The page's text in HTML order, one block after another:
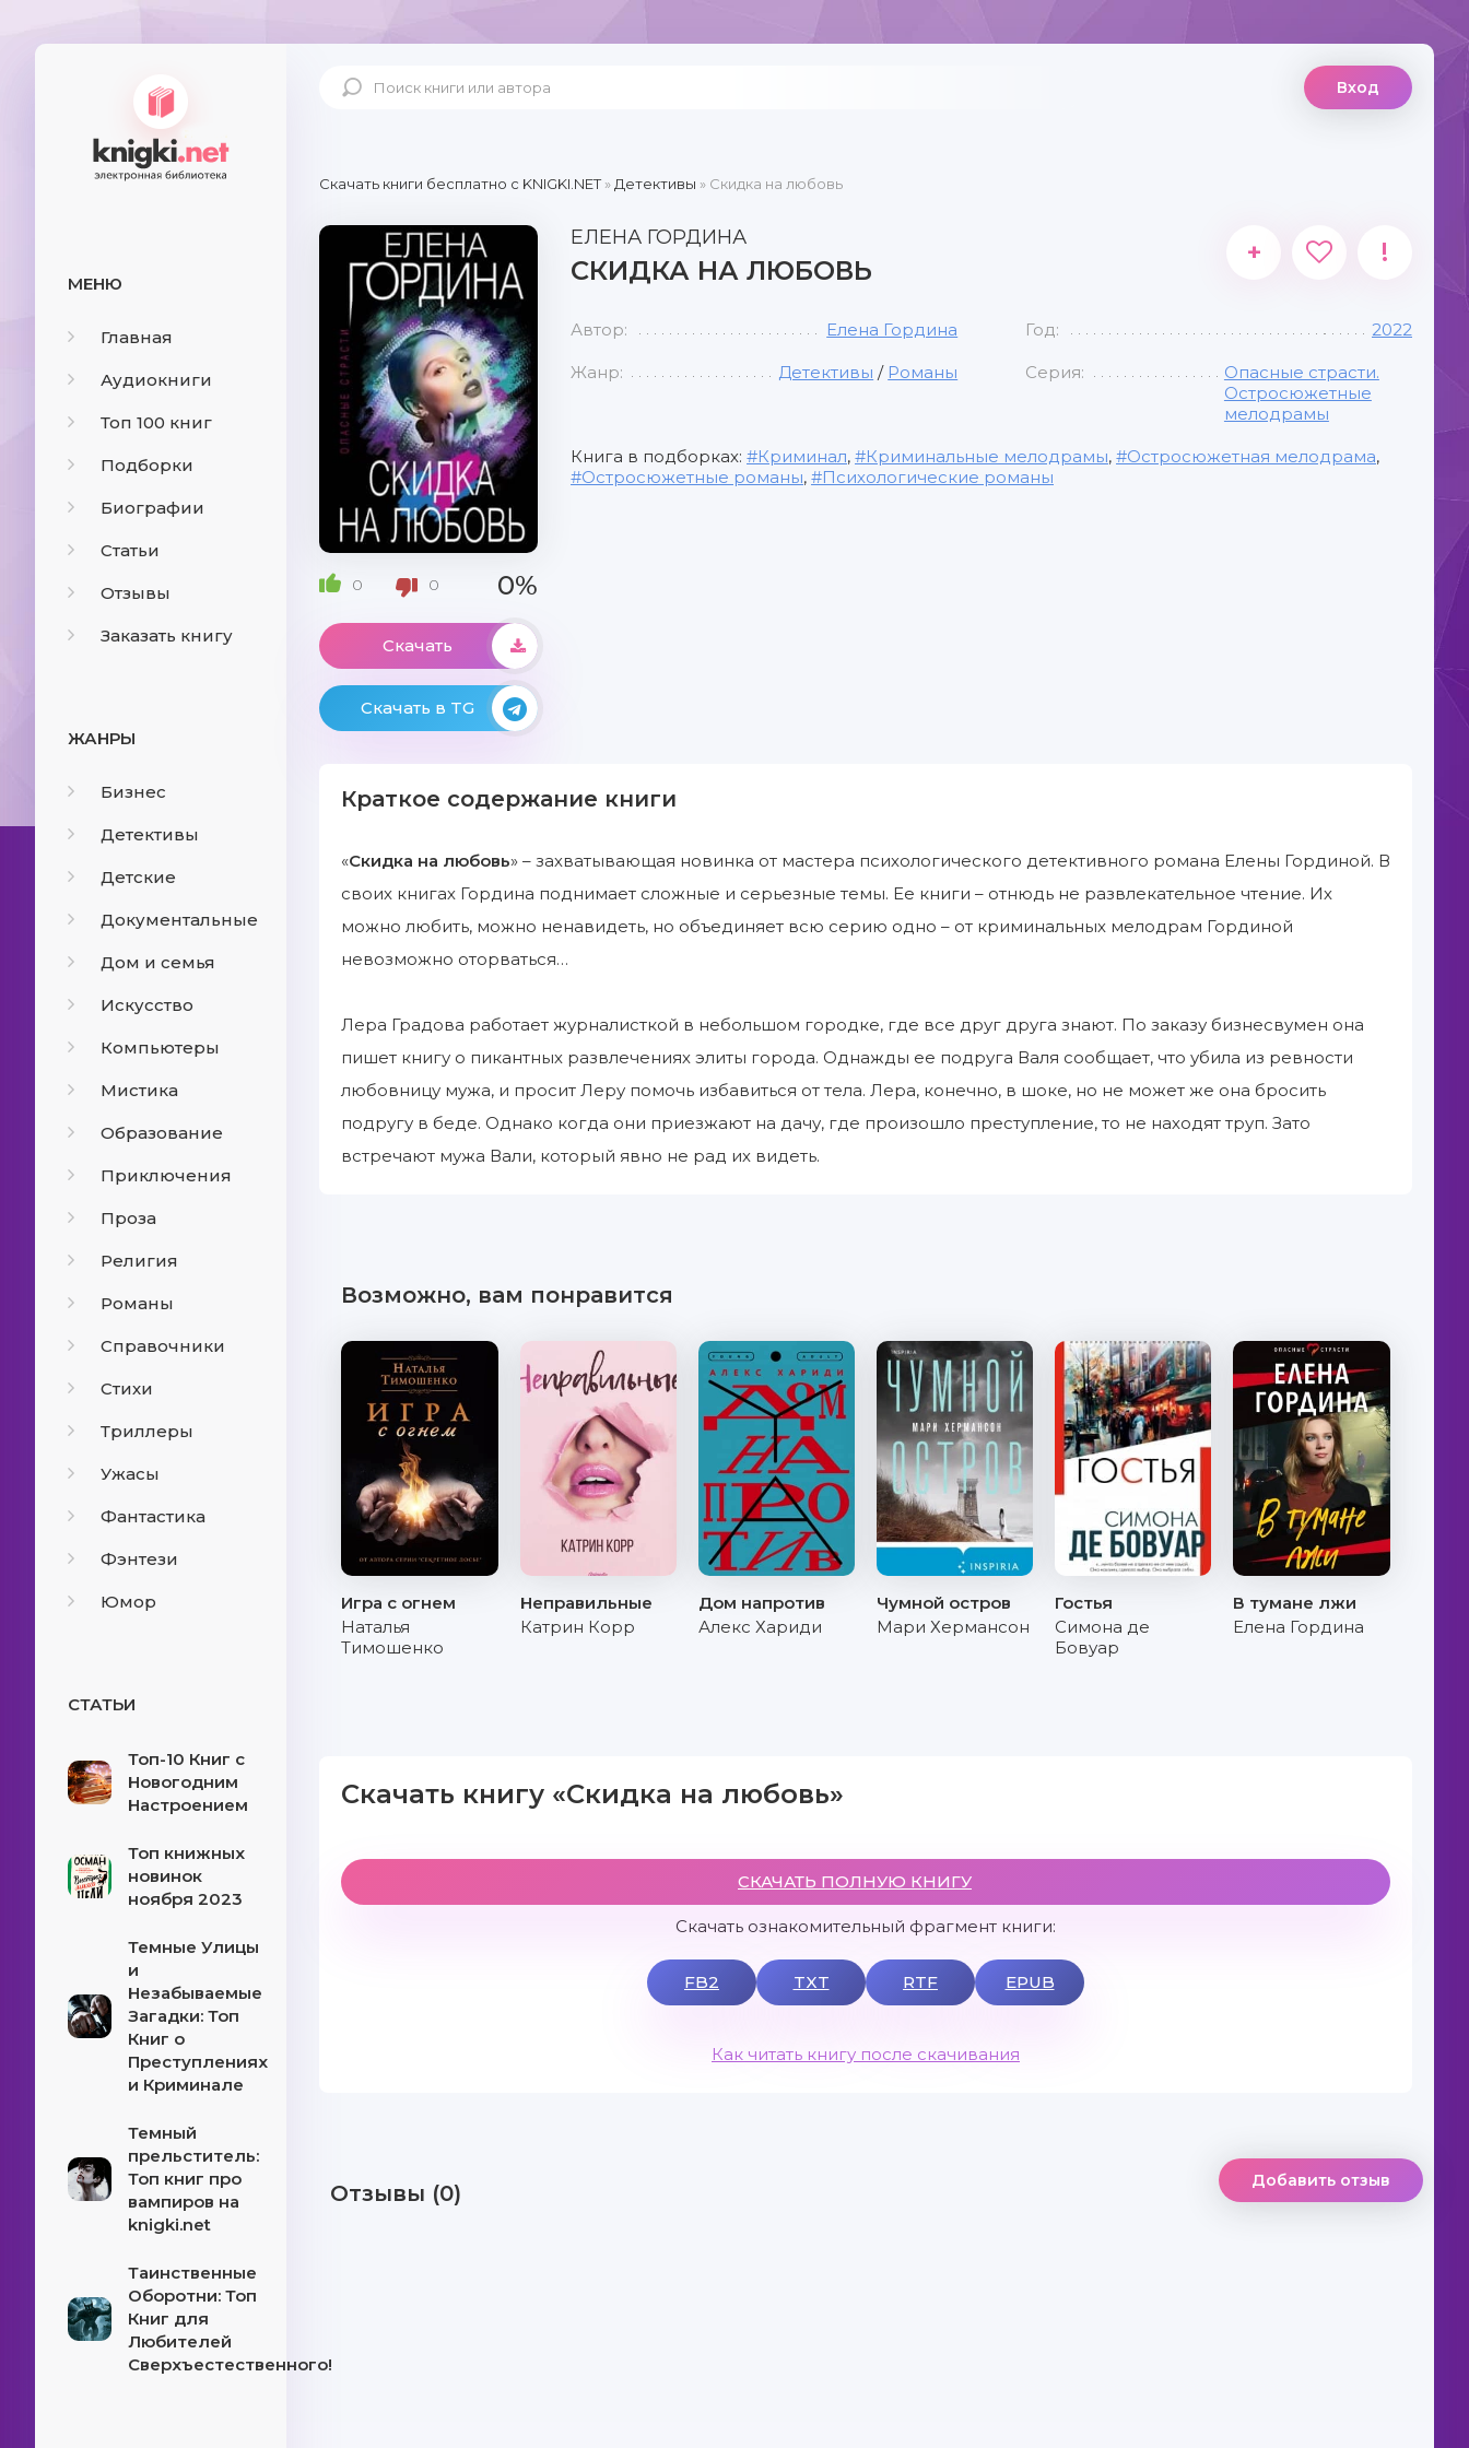
МЕНЮ
Главная
Аудиокниги
Топ 100 книг
Подборки
Биографии
Статьи
Отзывы
Заказать книгу
ЖАНРЫ
Бизнес
Детективы
Детские
Документальные
Дом и семья
Искусство
Компьютеры
Мистика
Образование
Приключения
Проза
Религия
Романы
Справочники
Стихи
Триллеры
Ужасы
Фантастика
Фэнтези
Юмор
СТАТЬИ
Топ-10 Книг с
Новогодним
Настроением
Топ книжных
новинок
ноября 2023
Темные Улицы
и
Незабываемые
Загадки: Топ
Книг о
Преступлениях
и Криминале
Темный
прельститель:
Топ книг про
вампиров на
knigki.net
Таинственные
Оборотни: Топ
Книг для
Любителей
Сверхъестественного!
Вход
Скачать книги бесплатно c KNIGKI.NET» Детективы » Скидка на любовь
0 0 0%
Скачать
Скачать в TG
ЕЛЕНА ГОРДИНА
СКИДКА НА ЛЮБОВЬ
+ !
Автор: Елена Гордина Год: 2022
Жанр: Детективы / Романы Серия:
Опасные страсти.
Остросюжетные
мелодрамы
Книга в подборках: Криминал, Криминальные мелодрамы, Остросюжетная мелодрама,
Остросюжетные романы, Психологические романы
Краткое содержание книги
«Скидка на любовь» – захватывающая новинка от мастера психологического детективного романа Елены Гординой. В
своих книгах Гордина поднимает сложные и серьезные темы. Ее книги – отнюдь не развлекательное чтение. Их
можно любить, можно ненавидеть, но объединяет всю серию одно – от криминальных мелодрам Гординой
невозможно оторваться…
Лера Градова работает журналисткой в небольшом городке, где все друг друга знают. По заказу бизнесвумен она
пишет книгу о пикантных развлечениях элиты города. Однажды ее подруга Валя сообщает, что убила из ревности
любовницу мужа, и просит Леру помочь избавиться от тела. Лера, конечно, в шоке, но не может же она бросить
подругу в беде. Однако когда они приезжают на дачу, где произошло преступление, то не находят труп. Зато
встречают мужа Вали, который явно не рад их видеть.
Возможно, вам понравится
Игра с огнем
Наталья
Тимошенко
Неправильные
Катрин Корр
Дом напротив
Алекс Хариди
Чумной остров
Мари Хермансон
Гостья
Симона де
Бовуар
В тумане лжи
Елена Гордина
Скачать книгу «Скидка на любовь»
СКАЧАТЬ ПОЛНУЮ КНИГУ
Скачать ознакомительный фрагмент книги:
FB2 TXT RTF EPUB
Как читать книгу после скачивания
Отзывы (0) Добавить отзыв